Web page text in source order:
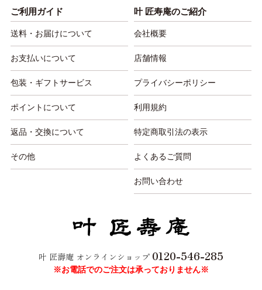
ご利用ガイド
送料・お届けについて
お支払いについて
包装・ギフトサービス
ポイントについて
返品・交換について
その他
叶 匠寿庵のご紹介
会社概要
店舗情報
プライバシーポリシー
利用規約
特定商取引法の表示
よくあるご質問
お問い合わせ
叶 匠壽庵 オンラインショップ 0120-546-285
※お電話でのご注文は承っておりません※